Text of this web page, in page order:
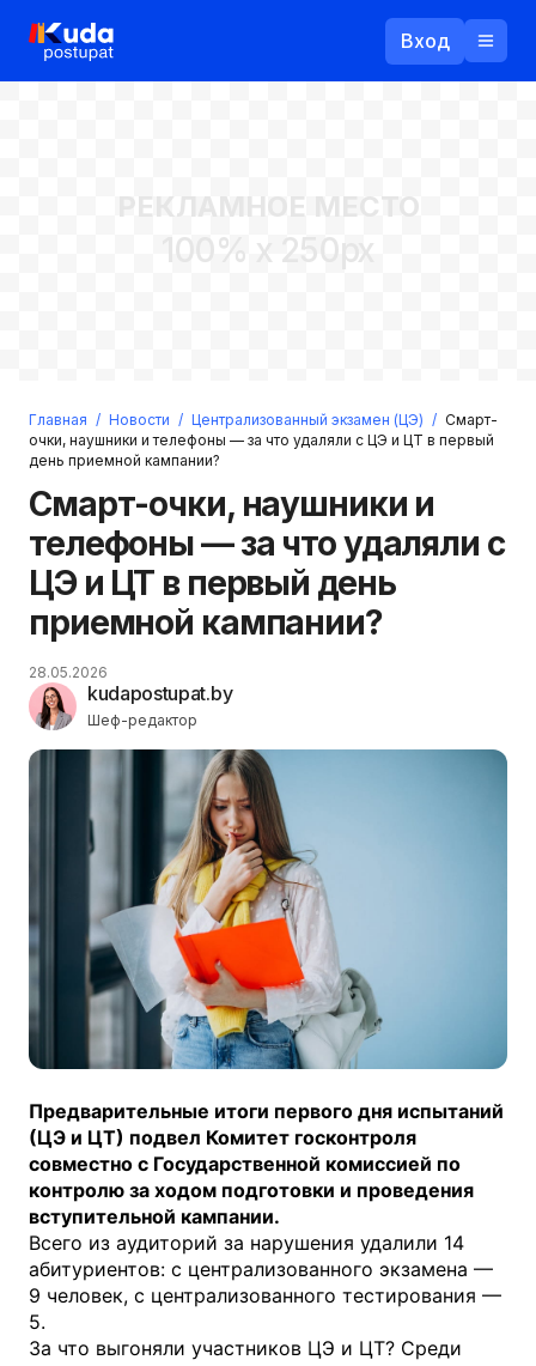
Вход
Войти
Прислать пароль
РЕКЛАМНОЕ МЕСТО
100% x 250px
Главная / Новости / Централизованный экзамен (ЦЭ) / Смарт-
очки, наушники и телефоны — за что удаляли с ЦЭ и ЦТ в первый
день приемной кампании?
Смарт-очки, наушники и
телефоны — за что удаляли с
ЦЭ и ЦТ в первый день
приемной кампании?
kudapostupat.by
Шеф-редактор
28.05.2026
Предварительные итоги первого дня испытаний
(ЦЭ и ЦТ) подвел Комитет госконтроля
совместно с Государственной комиссией по
контролю за ходом подготовки и проведения
вступительной кампании.
Всего из аудиторий за нарушения удалили 14
абитуриентов: с централизованного экзамена —
9 человек, с централизованного тестирования —
5.
За что выгоняли участников ЦЭ и ЦТ? Среди